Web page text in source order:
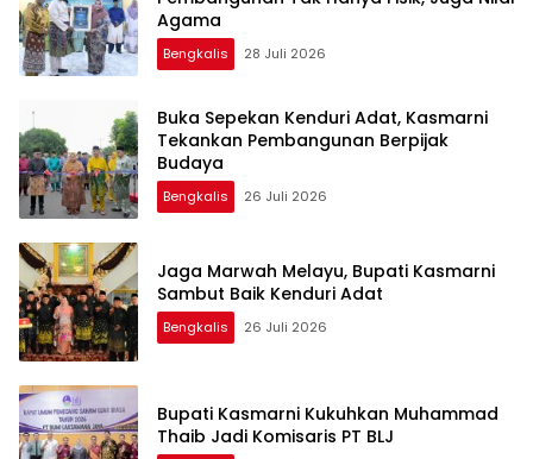
Agama
Bengkalis 28 Juli 2026
Buka Sepekan Kenduri Adat, Kasmarni
Tekankan Pembangunan Berpijak
Budaya
Bengkalis 26 Juli 2026
Jaga Marwah Melayu, Bupati Kasmarni
Sambut Baik Kenduri Adat
Bengkalis 26 Juli 2026
Bupati Kasmarni Kukuhkan Muhammad
Thaib Jadi Komisaris PT BLJ